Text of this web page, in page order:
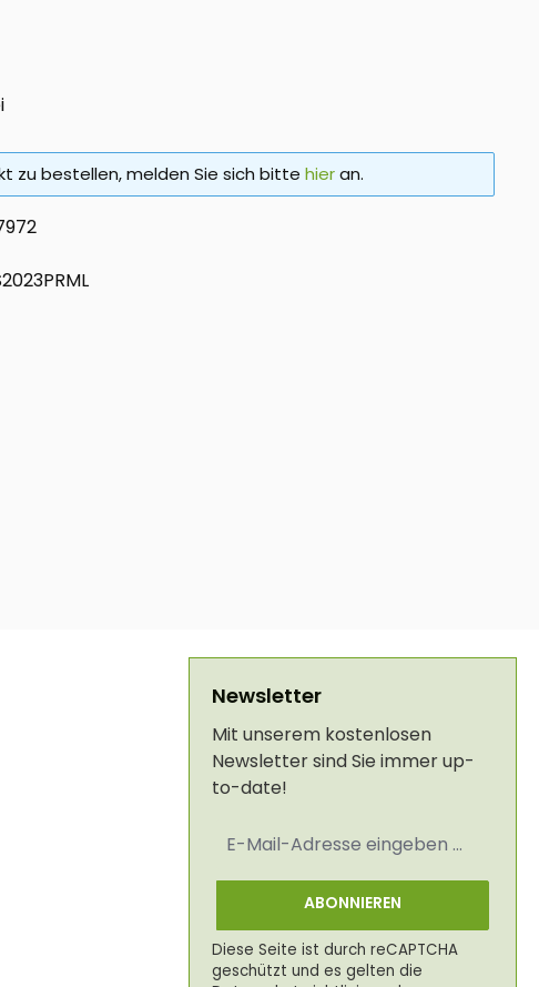
zu bestellen, melden Sie sich bitte hieran.
Newsletter
Mit unserem kostenlosen
Newsletter sind Sie immer up-
to-date!
Mail-
ABONNIEREN
Diese Seite ist durch reCAPTCHA
geschützt und es gelten die